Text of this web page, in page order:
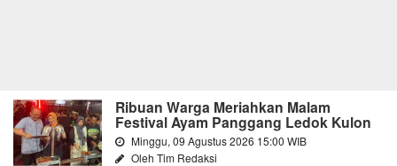
Ribuan Warga Meriahkan Malam
Festival Ayam Panggang Ledok Kulon
Minggu, 09 Agustus 2026 15:00 WIB
Oleh Tim Redaksi